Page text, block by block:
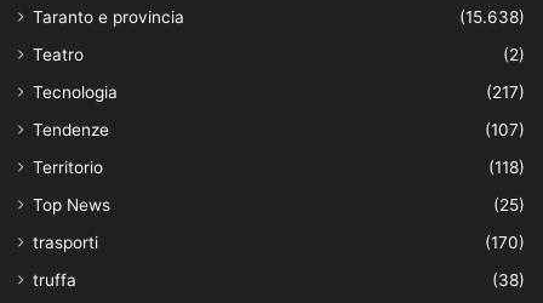
Taranto e provincia
(15.638)
Teatro
(2)
Tecnologia
(217)
Tendenze
(107)
Territorio
(118)
Top News
(25)
trasporti
(170)
truffa
(38)